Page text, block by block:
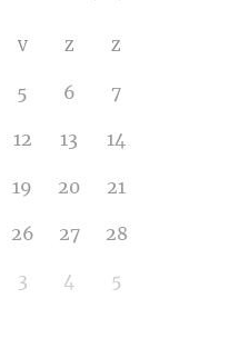
V Z Z
5 6 7
12 13 14
19 20 21
26 27 28
3 4 5